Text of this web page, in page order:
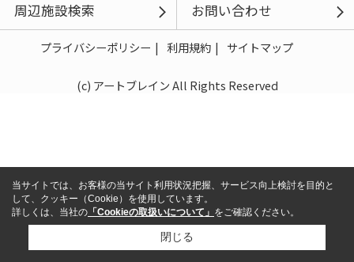
周辺施設検索
お問い合わせ
プライバシーポリシー 利用規約 サイトマップ
(c) アートブレイン All Rights Reserved
当サイトでは、お客様の当サイト利用状況把握、サービス向上検討を目的と
して、クッキー（Cookie）を使用しています。
詳しくは、当社の 「Cookieの取扱いについて」 をご確認ください。
閉じる